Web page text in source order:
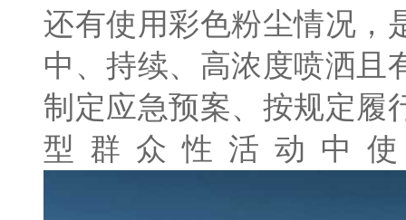
还有使用彩色粉尘情况，
中、持续、高浓度喷洒且
制定应急预案、按规定履
型群众性活动中